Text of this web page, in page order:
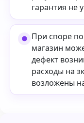
гарантия не
При споре
магазин
дефект
расходы на
возложены